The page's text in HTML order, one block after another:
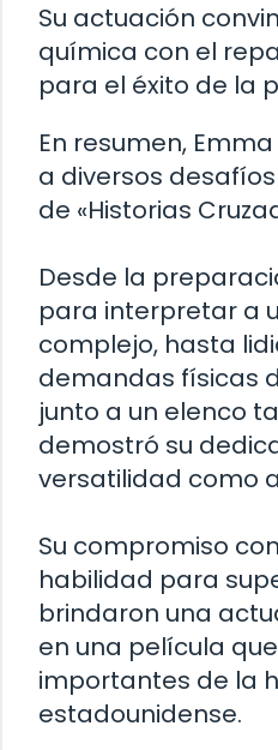
Su actuación
química con el
para el éxito de la
En resumen,
a diversos
de «Historias
Desde la
para interpretar a
complejo, hasta
demandas físicas
junto a un elenco
demostró su
versatilidad como
Su compromiso
habilidad para
brindaron una
en una película
importantes de la
estadounidense.